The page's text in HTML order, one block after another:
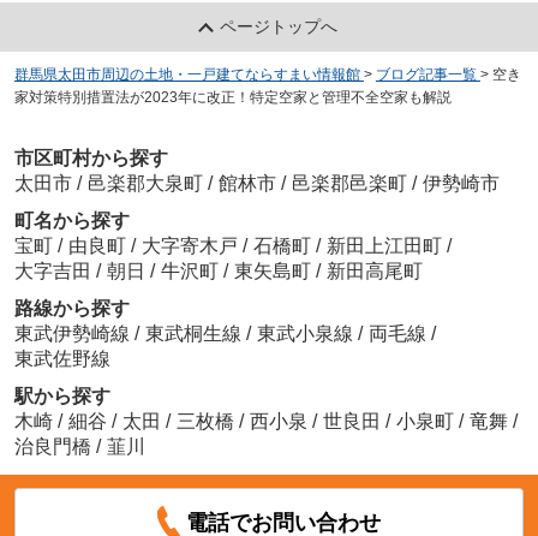
ページトップへ
群馬県太田市周辺の土地・一戸建てならすまい情報館 > ブログ記事一覧 > 空き
家対策特別措置法が2023年に改正！特定空家と管理不全空家も解説
市区町村から探す
太田市 / 邑楽郡大泉町 / 館林市 / 邑楽郡邑楽町 / 伊勢崎市
町名から探す
宝町 / 由良町 / 大字寄木戸 / 石橋町 / 新田上江田町 /
大字吉田 / 朝日 / 牛沢町 / 東矢島町 / 新田高尾町
路線から探す
東武伊勢崎線 / 東武桐生線 / 東武小泉線 / 両毛線 /
東武佐野線
駅から探す
木崎 / 細谷 / 太田 / 三枚橋 / 西小泉 / 世良田 / 小泉町 / 竜舞 /
治良門橋 / 韮川
電話でお問い合わせ